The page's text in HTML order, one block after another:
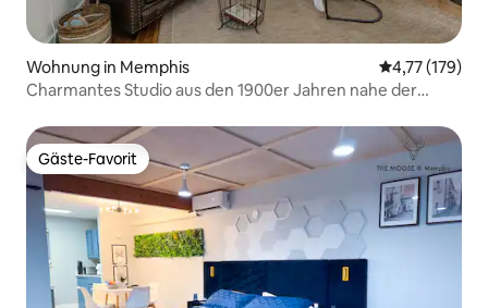
Wohnung in Memphis
4,77 (179)
Charmantes Studio aus den 1900er Jahren nahe der
Gäste-Favorit
Gäste-Favorit